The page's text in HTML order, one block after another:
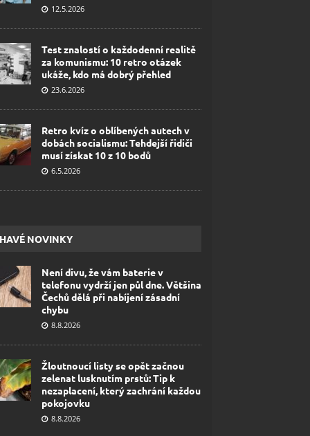
12.5.2026
Test znalostí o každodenní realitě
za komunismu: 10 retro otázek
ukáže, kdo má dobrý přehled
23.6.2026
Retro kvíz o oblíbených autech v
dobách socialismu: Tehdejší řidiči
musí získat 10 z 10 bodů
6.5.2026
NOVINKY
Není divu, že vám baterie v
telefonu vydrží jen půl dne. Většina
Čechů dělá při nabíjení zásadní
chybu
8.8.2026
Žloutnoucí listy se opět začnou
zelenat lusknutím prstů: Tip k
nezaplacení, který zachrání každou
pokojovku
8.8.2026